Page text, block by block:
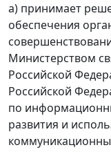
а) принимает
обеспечения
Министерством
Российской
Российской
по
развития и